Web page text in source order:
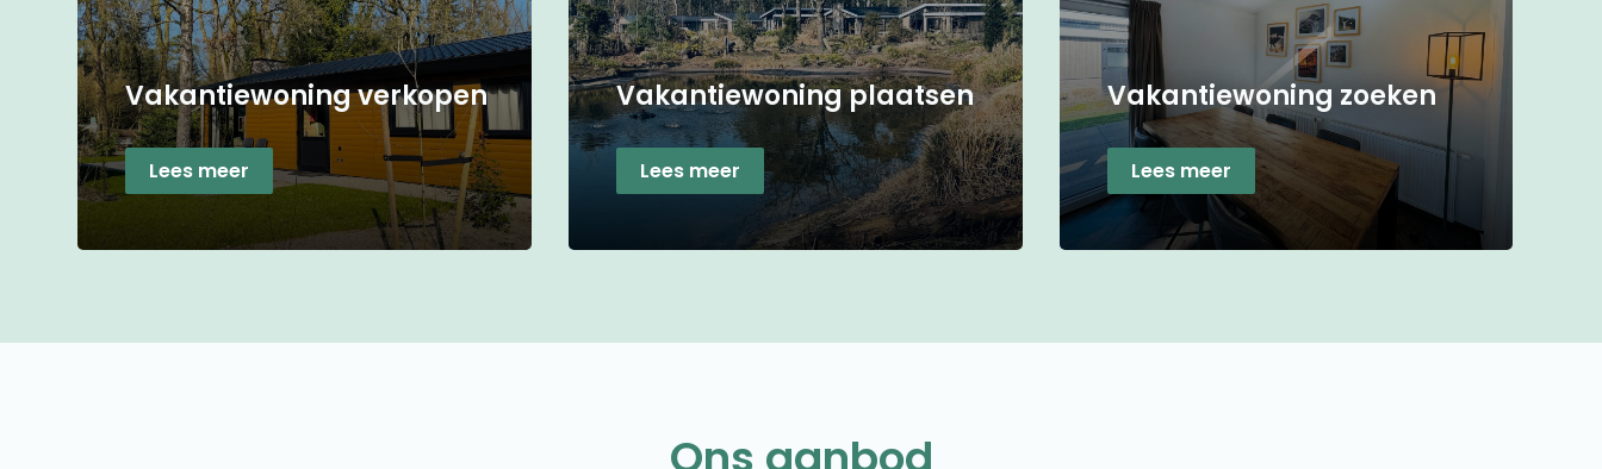
Vakantiewoning verkopen
Lees meer
Vakantiewoning plaatsen
Lees meer
Vakantiewoning zoeken
Lees meer